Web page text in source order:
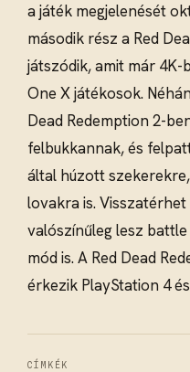
a játék megjelenését
második rész a Red
játszódik, amit már
One X játékosok.
Dead Redemption 2-
felbukkannak, és
által húzott
lovakra is.
valószínűleg lesz
mód is. A Red Dead
érkezik PlayStation 4
CÍMKÉK